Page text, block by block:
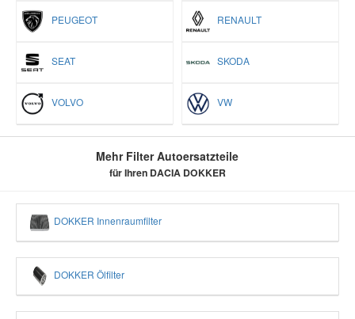
PEUGEOT RENAULT
SEAT SKODA
VOLVO VW
Mehr Filter Autoersatzteile
für Ihren DACIA DOKKER
DOKKER Innenraumfilter
DOKKER Ölfilter